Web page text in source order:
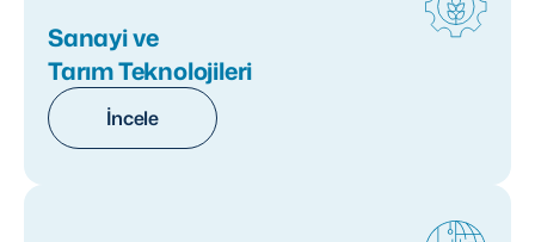
Sanayi ve
Tarım Teknolojileri
İncele